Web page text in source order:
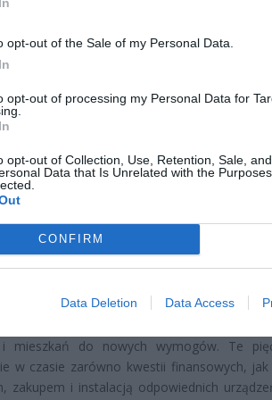
opt-out of the Sale of my Personal Data.
opt-out of processing my Personal Data for
opt-out of Collection, Use, Retention, Sale,
Data that Is Unrelated with the
CONFIRM
Data Deletion Data Access
RÓWNIEŻ:
obywatel Ukrainy zaatakował
nastąpił zwrot w sprawie
2026 15:40
dzieci do 3. roku życia
2026 19:29
już istniejących nieruchomości
mieszkań do nowych wymogów. Te
w czasie zarówno kwestii finansowych,
zakupem i instalacją odpowiednich